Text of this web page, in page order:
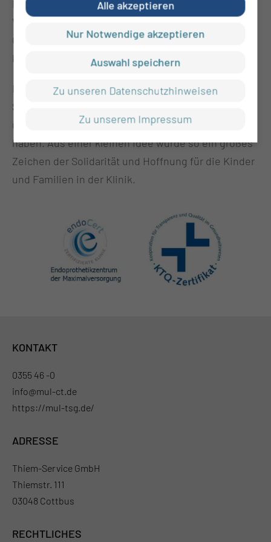
Nadja Schiller möglich, die auf ihre
Veranstaltungsgage verzichtete, sodass sogar die
Gebühren der Spendenplattform gedeckt werden
konnten.
Ein herzlicher Dank gilt allen Spenderinnen und
Spendern, die mit ihrer Unterstützung insgesamt
über 6.000 Euro für den guten Zweck ermöglicht
haben. Aus einer kleinen Idee wurde so ein großes
Zeichen der Solidarität und Hoffnung für die Kinder
und Familien in der Klinik.
KONTAKT
0355 46 -0
info@mul-ct.de
https://mul-tsg.de/
ADRESSE
Thiem-Service GmbH
Thiemstr. 111
03048 Cottbus
RECHTLICHES
Alle akzeptieren
Nur Notwendige akzeptieren
Auswahl speichern
Zu unseren Datenschutzhinweisen
Zu unserem Impressum